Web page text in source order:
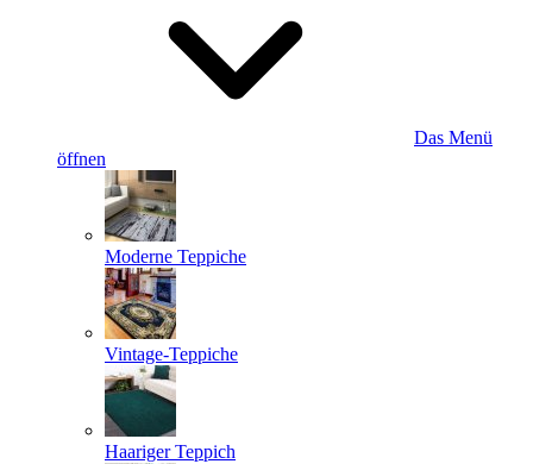
Das Menü
öffnen
Moderne Teppiche
Vintage-Teppiche
Haariger Teppich